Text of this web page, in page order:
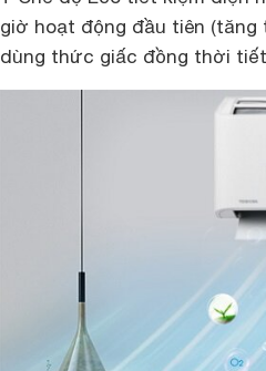
giờ hoạt động đầu tiên (tăng
dùng thức giấc đồng thời